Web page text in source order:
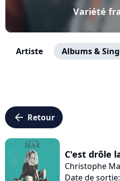
Variété
Artiste Albums &
arrow_left Retour
C'est drôle
Christophe
Date de